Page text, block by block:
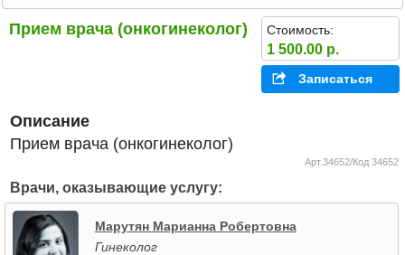
Прием врача (онкогинеколог) Стоимость:
1 500.00 р.
Записаться
Описание
Прием врача (онкогинеколог)
Арт.34652/Код 34652
Врачи, оказывающие услугу:
Марутян Марианна Робертовна
Гинеколог